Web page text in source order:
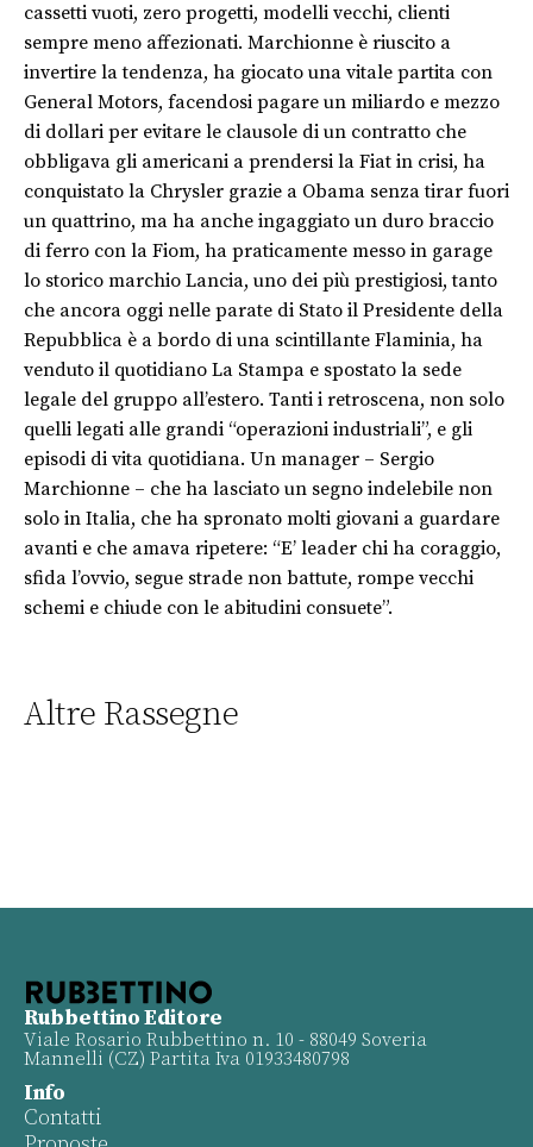
cassetti vuoti, zero progetti, modelli vecchi, clienti
sempre meno affezionati. Marchionne è riuscito a
invertire la tendenza, ha giocato una vitale partita con
General Motors, facendosi pagare un miliardo e mezzo
di dollari per evitare le clausole di un contratto che
obbligava gli americani a prendersi la Fiat in crisi, ha
conquistato la Chrysler grazie a Obama senza tirar fuori
un quattrino, ma ha anche ingaggiato un duro braccio
di ferro con la Fiom, ha praticamente messo in garage
lo storico marchio Lancia, uno dei più prestigiosi, tanto
che ancora oggi nelle parate di Stato il Presidente della
Repubblica è a bordo di una scintillante Flaminia, ha
venduto il quotidiano La Stampa e spostato la sede
legale del gruppo all’estero. Tanti i retroscena, non solo
quelli legati alle grandi “operazioni industriali”, e gli
episodi di vita quotidiana. Un manager – Sergio
Marchionne – che ha lasciato un segno indelebile non
solo in Italia, che ha spronato molti giovani a guardare
avanti e che amava ripetere: “E’ leader chi ha coraggio,
sfida l’ovvio, segue strade non battute, rompe vecchi
schemi e chiude con le abitudini consuete”.
Altre Rassegne
Rubbettino Editore
Viale Rosario Rubbettino n. 10 - 88049 Soveria
Mannelli (CZ) Partita Iva 01933480798
Info
Contatti